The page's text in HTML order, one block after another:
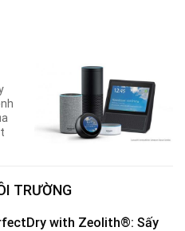
TRƯỜNG
with Zeolith®: Sấy